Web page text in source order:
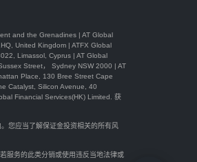
and the Grenadines | AT Global
United Kingdom | ATFX Global
Limassol, Cyprus | AT Global
Street， Sydney NSW 2000 | AT
Place, 130 Bree Street Cape
Catalyst, Silicon Avenue, 40
Financial Services(HK) Limited. 获
您应当了解保证金投资相关的所有风
服务的此类分销或使用违反当地法律或